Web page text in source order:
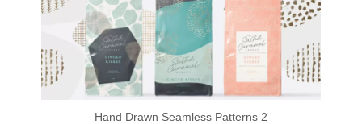
Hand Drawn Seamless Patterns 2